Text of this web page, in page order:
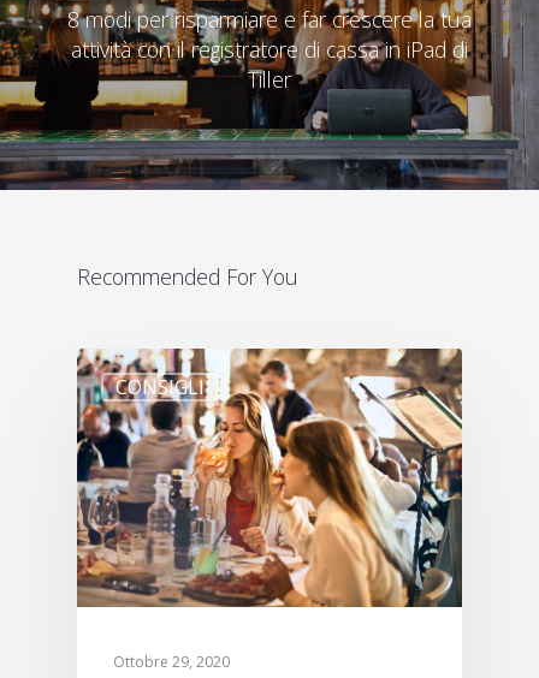
8 modi per risparmiare e far crescere la tua
attività con il registratore di cassa in iPad di
Tiller
Recommended For You
CONSIGLI
Ottobre 29, 2020